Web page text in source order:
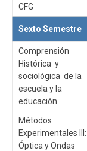
CFG
Sexto Semestre
Comprensión
Histórica y
sociológica de la
escuela y la
educación
Métodos
Experimentales III:
Óptica y Ondas